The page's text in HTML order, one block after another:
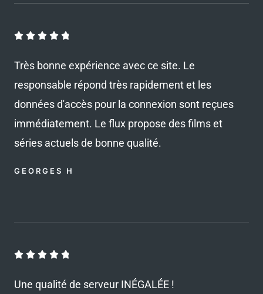
    
t
é
4
.
8
u
Très bonne expérience avec ce site. Le
responsable répond très rapidement et les
données d'accès pour la connexion sont reçues
immédiatement. Le flux propose des films et
séries actuels de bonne qualité.
GEORGES H
    
t
Une qualité de serveur INÉGALÉE !